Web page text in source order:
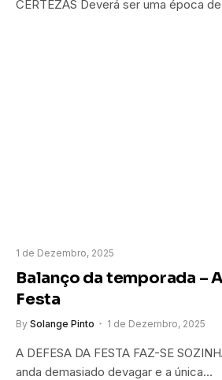
CERTEZAS Deverá ser uma época
1 de Dezembro, 2025
Balanço da temporada –
Festa
By Solange Pinto 1 de Dezembro, 2025
A DEFESA DA FESTA FAZ-SE
anda demasiado devagar e a única…